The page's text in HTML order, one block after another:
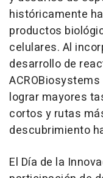
históricamente
productos
celulares. Al
desarrollo de
lograr mayores
cortos y rutas
descubrimiento
El Día de la